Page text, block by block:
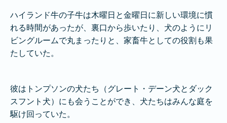
ハイランド牛の子牛は木曜日と金曜日に新しい環境に慣
れる時間があったが、裏口から歩いたり、犬のようにリ
ビングルームで丸まったりと、家畜牛としての役割も果
たしていた。
彼はトンプソンの犬たち（グレート・デーン犬とダック
スフント犬）にも会うことができ、犬たちはみんな庭を
駆け回っていた。